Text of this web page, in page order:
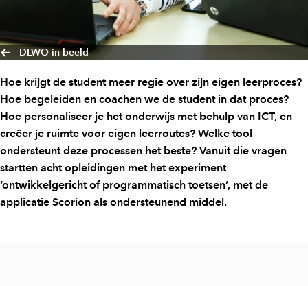
DLWO in beeld
Hoe krijgt de student meer regie over zijn eigen leerproces?
Hoe begeleiden en coachen we de student in dat proces?
Hoe personaliseer je het onderwijs met behulp van ICT, en
creëer je ruimte voor eigen leerroutes? Welke tool
ondersteunt deze processen het beste? Vanuit die vragen
startten acht opleidingen met het experiment
‘ontwikkelgericht of programmatisch toetsen’, met de
applicatie Scorion als ondersteunend middel.